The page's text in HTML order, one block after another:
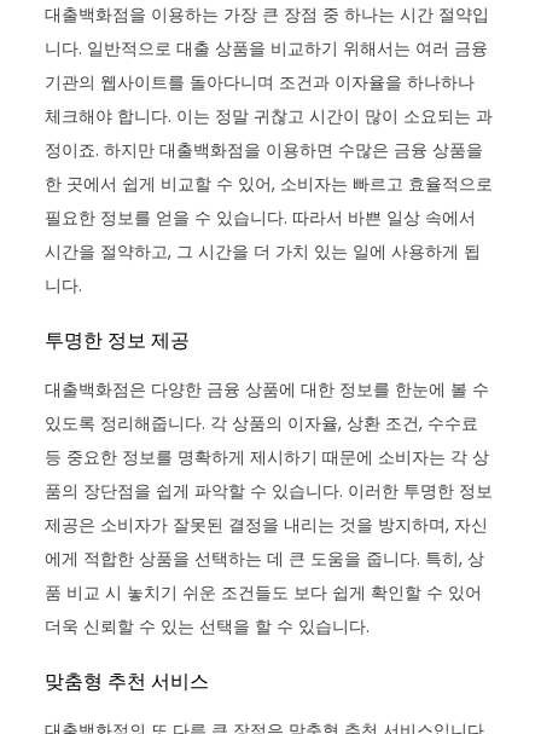
대출백화점을 이용하는 가장 큰 장점 중 하나는 시간 절약입
니다. 일반적으로 대출 상품을 비교하기 위해서는 여러 금융
기관의 웹사이트를 돌아다니며 조건과 이자율을 하나하나
체크해야 합니다. 이는 정말 귀찮고 시간이 많이 소요되는 과
정이죠. 하지만 대출백화점을 이용하면 수많은 금융 상품을
한 곳에서 쉽게 비교할 수 있어, 소비자는 빠르고 효율적으로
필요한 정보를 얻을 수 있습니다. 따라서 바쁜 일상 속에서
시간을 절약하고, 그 시간을 더 가치 있는 일에 사용하게 됩
니다.
투명한 정보 제공
대출백화점은 다양한 금융 상품에 대한 정보를 한눈에 볼 수
있도록 정리해줍니다. 각 상품의 이자율, 상환 조건, 수수료
등 중요한 정보를 명확하게 제시하기 때문에 소비자는 각 상
품의 장단점을 쉽게 파악할 수 있습니다. 이러한 투명한 정보
제공은 소비자가 잘못된 결정을 내리는 것을 방지하며, 자신
에게 적합한 상품을 선택하는 데 큰 도움을 줍니다. 특히, 상
품 비교 시 놓치기 쉬운 조건들도 보다 쉽게 확인할 수 있어
더욱 신뢰할 수 있는 선택을 할 수 있습니다.
맞춤형 추천 서비스